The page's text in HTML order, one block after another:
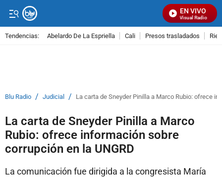
EN VIVO
Señal Visual Radio
Tendencias: Abelardo De La Espriella Cali Presos trasladados
Blu Radio / Judicial / La carta de Sneyder Pinilla a Marco Rubio: ofrece
La carta de Sneyder Pinilla a Marco
Rubio: ofrece información sobre
corrupción en la UNGRD
La comunicación fue dirigida a la congresista María